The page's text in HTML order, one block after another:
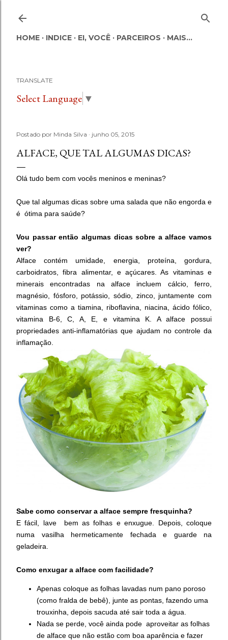
HOME INDICE EI, VOCÊ PARCEIROS MAIS…
TRANSLATE
Select Language ▼
Postado por Minda Silva junho 05, 2015
ALFACE, QUE TAL ALGUMAS DICAS?
Olá tudo bem com vocês meninos e meninas?
Que tal algumas dicas sobre uma salada que não engorda e
é ótima para saúde?
Vou passar então algumas dicas sobre a alface vamos
ver?
Alface contém umidade, energia, proteína, gordura,
carboidratos, fibra alimentar, e açúcares. As vitaminas e
minerais encontradas na alface incluem cálcio, ferro,
magnésio, fósforo, potássio, sódio, zinco, juntamente com
vitaminas como a tiamina, riboflavina, niacina, ácido fólico,
vitamina B-6, C, A, E, e vitamina K. A alface possui
propriedades anti-inflamatórias que ajudam no controle da
inflamação.
Sabe como conservar a alface sempre fresquinha?
E fácil, lave bem as folhas e enxugue. Depois, coloque
numa vasilha hermeticamente fechada e guarde na
geladeira.
Como enxugar a alface com facilidade?
Apenas coloque as folhas lavadas num pano poroso
(como fralda de bebê), junte as pontas, fazendo uma
trouxinha, depois sacuda até sair toda a água.
Nada se perde, você ainda pode aproveitar as folhas
de alface que não estão com boa aparência e fazer